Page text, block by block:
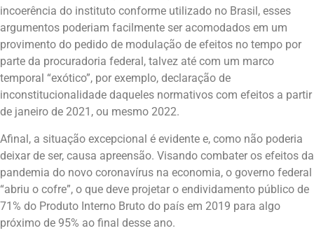
incoerência do instituto conforme utilizado no Brasil, esses
argumentos poderiam facilmente ser acomodados em um
provimento do pedido de modulação de efeitos no tempo por
parte da procuradoria federal, talvez até com um marco
temporal “exótico”, por exemplo, declaração de
inconstitucionalidade daqueles normativos com efeitos a partir
de janeiro de 2021, ou mesmo 2022.
Afinal, a situação excepcional é evidente e, como não poderia
deixar de ser, causa apreensão. Visando combater os efeitos da
pandemia do novo coronavírus na economia, o governo federal
“abriu o cofre”, o que deve projetar o endividamento público de
71% do Produto Interno Bruto do país em 2019 para algo
próximo de 95% ao final desse ano.